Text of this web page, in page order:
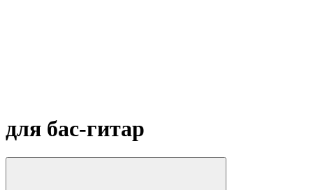
для бас-гитар